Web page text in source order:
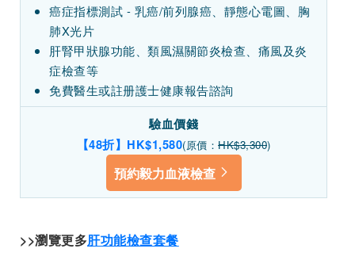
癌症指標測試 - 乳癌/前列腺癌、靜態心電圖、胸
肺X光片
肝腎甲狀腺功能、類風濕關節炎檢查、痛風及炎
症檢查等
免費醫生或註册護士健康報告諮詢
驗血價錢
【48折】HK$1,580(原價： HK$3,300)
預約毅力血液檢查
>>瀏覽更多肝功能檢查套餐